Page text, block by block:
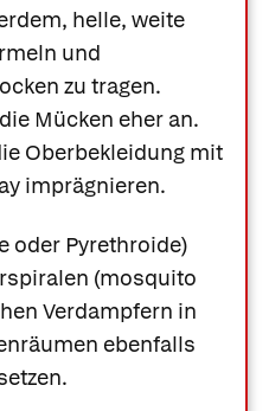
helle, weite
und
zu tragen.
Mücken eher an.
Oberbekleidung mit
imprägnieren.
oder Pyrethroide)
(mosquito
Verdampfern in
ebenfalls